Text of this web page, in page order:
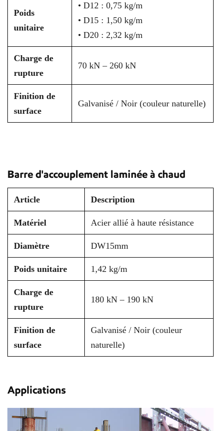
Poids
unitaire
• D12 : 0,75 kg/m
• D15 : 1,50 kg/m
• D20 : 2,32 kg/m
Charge de
rupture
70 kN – 260 kN
Finition de
surface
Galvanisé / Noir (couleur naturelle)
Barre d'accouplement laminée à chaud
Article Description
Matériel Acier allié à haute résistance
Diamètre DW15mm
Poids unitaire 1,42 kg/m
Charge de
rupture
180 kN – 190 kN
Finition de
surface
Galvanisé / Noir (couleur
naturelle)
Applications